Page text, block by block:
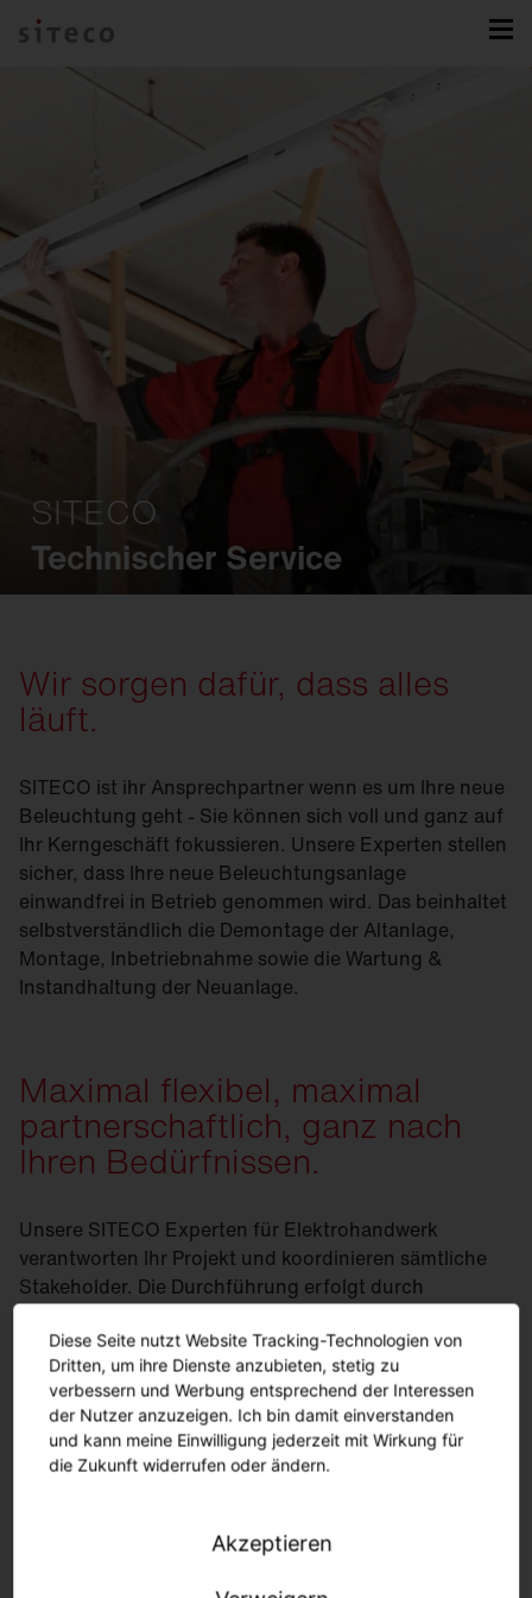
SITECO
Technischer Service
Wir sorgen dafür, dass alles
läuft.
SITECO ist ihr Ansprechpartner wenn es um Ihre neue
Beleuchtung geht - Sie können sich voll und ganz auf
Ihr Kerngeschäft fokussieren. Unsere Experten stellen
sicher, dass Ihre neue Beleuchtungsanlage
einwandfrei in Betrieb genommen wird. Das beinhaltet
selbstverständlich die Demontage der Altanlage,
Montage, Inbetriebnahme sowie die Wartung &
Instandhaltung der Neuanlage.
Maximal flexibel, maximal
partnerschaftlich, ganz nach
Ihren Bedürfnissen.
Unsere SITECO Experten für Elektrohandwerk
verantworten Ihr Projekt und koordinieren sämtliche
Stakeholder. Die Durchführung erfolgt durch
Sie haben bereits lokale Partner, welche Sie gerne
einbinden möchten? Selbstverständlich binden wir
Ihre angestammten Fachbetriebe in das Projekt ein.
Diese Seite nutzt Website Tracking-Technologien von
Dritten, um ihre Dienste anzubieten, stetig zu
verbessern und Werbung entsprechend der Interessen
der Nutzer anzuzeigen. Ich bin damit einverstanden
und kann meine Einwilligung jederzeit mit Wirkung für
die Zukunft widerrufen oder ändern.
Akzeptieren